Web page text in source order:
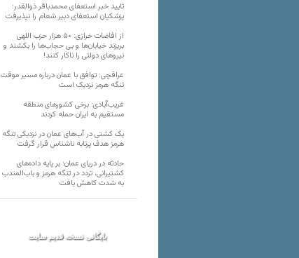
تایید خبر استعفای محمدباقر ذوالقدر؛
پزشکیان استعفای دبیر شعام را نپذیرفت
از افاضات خرازی: ۵۰ هزار حزب اللهی
بریزند خیابان‌ها و بی حجاب‌ها را بکشند و
نیرو‌های دولتی را ناکار کنند!
عراقچی: توافق با عمان درباره مسیر موقت
تنگه هرمز نزدیک است
غریب‌آبادی: برخی کشورهای منطقه
مستقیم به ایران حمله کردند
یک کشتی در آب‌های عمان در نزدیکی تنگه
هرمز هدف پرتابه ناشناس قرار گرفت
حادثه در دریای عمان؛ بر پایه داده‌های
کشتیرانی، تردد در تنگه هرمز و باب‌المندب
به شدت کاهش یافت
بایگانی نسخه قدیم سایت